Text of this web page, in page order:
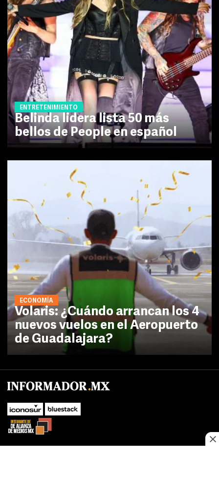
ENTRETENIMIENTO
Belinda lidera lista 50 más
bellos de People en español
ECONOMÍA
Volaris: ¿Cuándo arrancan los 4
nuevos vuelos en el Aeropuerto
de Guadalajara?